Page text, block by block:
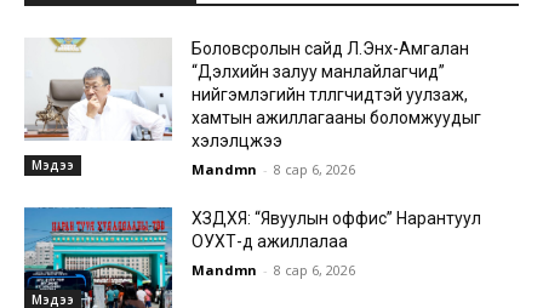
Мэдээ
Боловсролын сайд Л.Энх-Амгалан
“Дэлхийн залуу манлайлагчид”
нийгэмлэгийн төлөөлөгчидтэй уулзаж,
хамтын ажиллагааны боломжуудыг
хэлэлцжээ
Mandmn - 8 сар 6, 2026
Мэдээ
ХЗДХЯ: “Явуулын оффис” Нарантуул
ОУХТ-д ажиллалаа
Mandmn - 8 сар 6, 2026